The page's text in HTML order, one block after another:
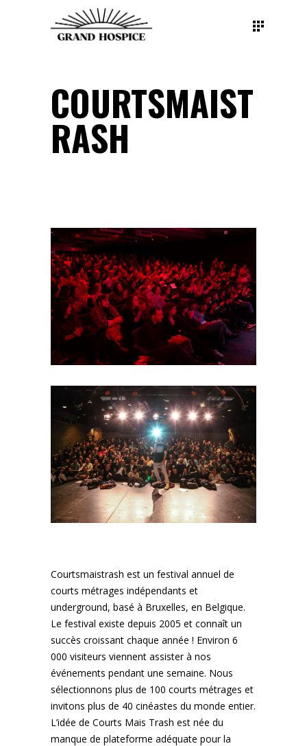
COURTSMAIST
RASH
Courtsmaistrash est un festival annuel de
courts métrages indépendants et
underground, basé à Bruxelles, en Belgique.
Le festival existe depuis 2005 et connaît un
succès croissant chaque année ! Environ 6
000 visiteurs viennent assister à nos
événements pendant une semaine. Nous
sélectionnons plus de 100 courts métrages et
invitons plus de 40 cinéastes du monde entier.
L’idée de Courts Mais Trash est née du
manque de plateforme adéquate pour la